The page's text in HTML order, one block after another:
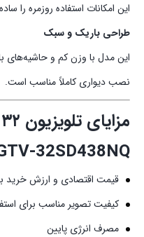
این امکانات استفاده روزمره را
طراحی باریک و سبک
این مدل با وزن کم و
نصب دیواری کاملاً مناسب است.
قیمت اقتصادی و ارزش خرید
کیفیت تصویر مناسب برای
مصرف انرژی پایین